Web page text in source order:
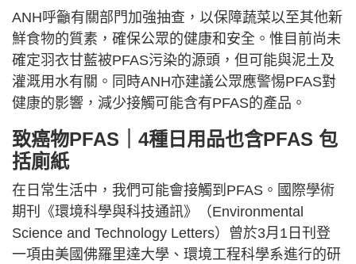
ANH呼籲有關部門加強抽查，以保障蔬菜以至其他新
鮮食物的質素，確保公眾的健康和安全。惟目前尚未
確定羽衣甘藍被PFAS污染的源頭，但可能與泥土及
灌溉用水有關。同時ANH亦建議公眾應警惕PFAS對
健康的影響，減少接觸可能含有PFAS的產品。
致癌物PFAS｜4種日用品也含PFAS 包
括廁紙
在日常生活中，我們可能會接觸到PFAS。國際學術
期刊《環境科學與科技通訊》（Environmental
Science and Technology Letters）曾於3月1日刊登
一項由美國佛羅里達大學、環境工程科學系進行的研